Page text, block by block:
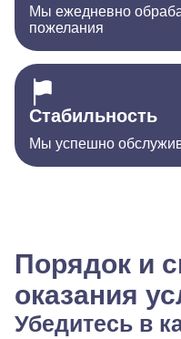
Мы ежедневно
пожелания
Стабильность
Мы успешно
Порядок и
оказания
Убедитесь в